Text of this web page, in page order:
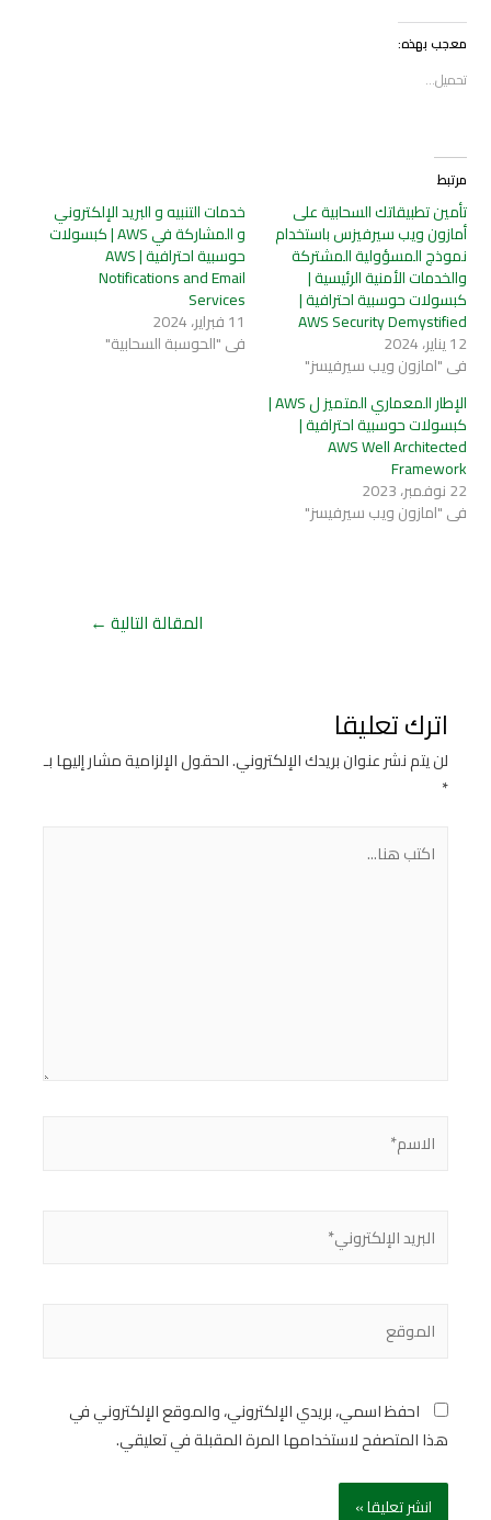
معجب بهذه:
تحميل...
مرتبط
تأمين تطبيقاتك السحابية على
أمازون ويب سيرفيزس باستخدام
نموذج المسؤولية المشتركة
والخدمات الأمنية الرئيسية |
كبسولات حوسبية احترافية |
AWS Security Demystified
12 يناير، 2024
في "امازون ويب سيرفيسز"
خدمات التنبيه و البريد الإلكتروني
و المشاركة في AWS | كبسولات
حوسبية احترافية | AWS
Notifications and Email
Services
11 فبراير، 2024
في "الحوسبة السحابية"
الإطار المعماري المتميز ل AWS |
كبسولات حوسبية احترافية |
AWS Well Architected
Framework
22 نوفمبر، 2023
في "امازون ويب سيرفيسز"
المقالة التالية ←
اترك تعليقا
لن يتم نشر عنوان بريدك الإلكتروني.الحقول الإلزامية مشار إليها بـ
*
احفظ اسمي، بريدي الإلكتروني، والموقع الإلكتروني في
هذا المتصفح لاستخدامها المرة المقبلة في تعليقي.